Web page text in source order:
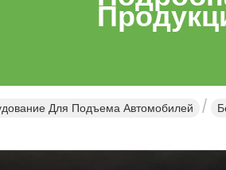
Для Подъема Автомобилей